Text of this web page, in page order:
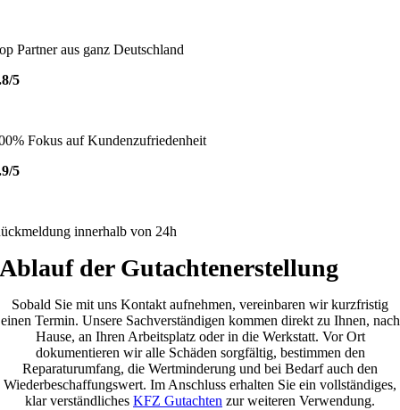
Partner aus ganz Deutschland
5
Fokus auf Kundenzufriedenheit
5
innerhalb von 24h
Ablauf der Gutachtenerstellung
Sobald Sie mit uns Kontakt aufnehmen, vereinbaren wir kurzfristig
einen Termin. Unsere Sachverständigen kommen direkt zu Ihnen, nach
Hause, an Ihren Arbeitsplatz oder in die Werkstatt. Vor Ort
dokumentieren wir alle Schäden sorgfältig, bestimmen den
Reparaturumfang, die Wertminderung und bei Bedarf auch den
Wiederbeschaffungswert. Im Anschluss erhalten Sie ein vollständiges,
klar verständliches KFZ Gutachten zur weiteren Verwendung.